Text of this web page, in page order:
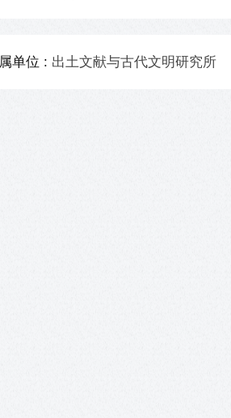
单位 : 出土文献与古代文明研究所